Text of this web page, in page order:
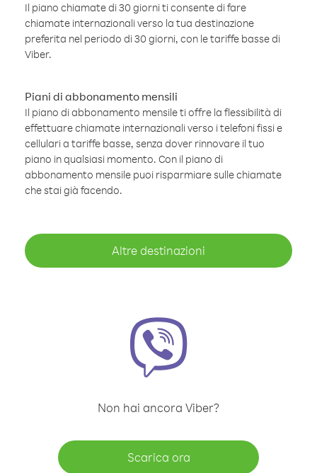
Il piano chiamate di 30 giorni ti consente di fare
chiamate internazionali verso la tua destinazione
preferita nel periodo di 30 giorni, con le tariffe basse di
Viber.
Piani di abbonamento mensili
Il piano di abbonamento mensile ti offre la flessibilità di
effettuare chiamate internazionali verso i telefoni fissi e
cellulari a tariffe basse, senza dover rinnovare il tuo
piano in qualsiasi momento. Con il piano di
abbonamento mensile puoi risparmiare sulle chiamate
che stai già facendo.
Altre destinazioni
Non hai ancora Viber?
Scarica ora